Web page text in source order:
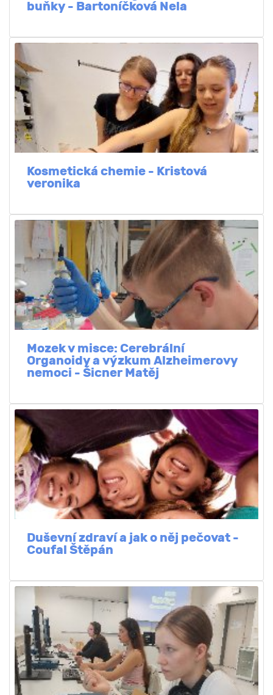
buňky - Bartoníčková Nela
Kosmetická chemie - Kristová
veronika
Mozek v misce: Cerebrální
Organoidy a výzkum Alzheimerovy
nemoci - Šicner Matěj
Duševní zdraví a jak o něj pečovat -
Coufal Štěpán